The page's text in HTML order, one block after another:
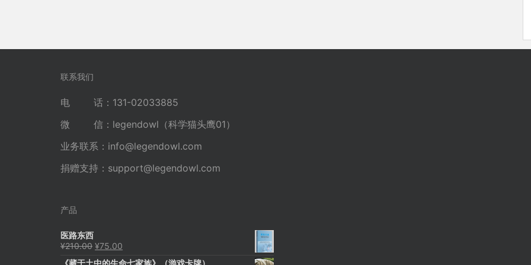
联系我们
电 话：131-02033885
微 信：legendowl（科学猫头鹰01）
业务联系： info@legendowl.com
捐赠支持： support@legendowl.com
产品
医路东西
¥210.00 原
¥75.00